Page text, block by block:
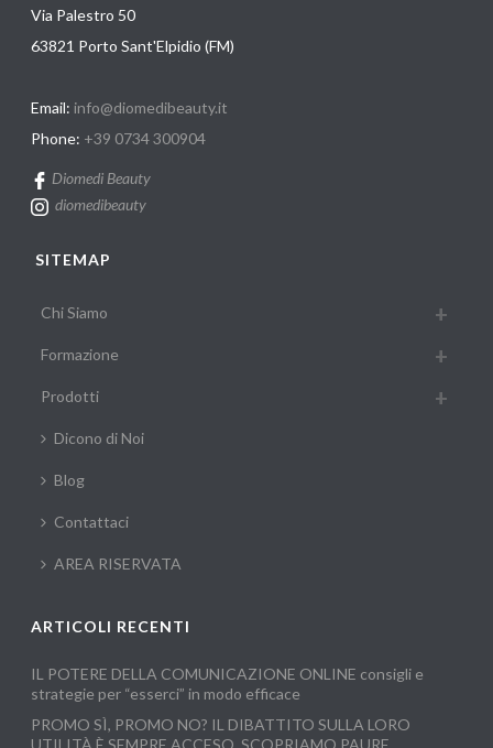
Via Palestro 50
63821 Porto Sant'Elpidio (FM)
Email: info@diomedibeauty.it
Phone: +39 0734 300904
Diomedi Beauty
diomedibeauty
SITEMAP
Chi Siamo
Formazione
Prodotti
Dicono di Noi
Blog
Contattaci
AREA RISERVATA
ARTICOLI RECENTI
IL POTERE DELLA COMUNICAZIONE ONLINE consigli e
strategie per “esserci” in modo efficace
PROMO SÌ, PROMO NO? IL DIBATTITO SULLA LORO